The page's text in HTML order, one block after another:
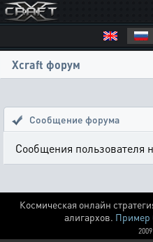
Xcraft форум
Сообщение форума
Сообщения пользователя
Космическая онлайн
алигархов. Пример